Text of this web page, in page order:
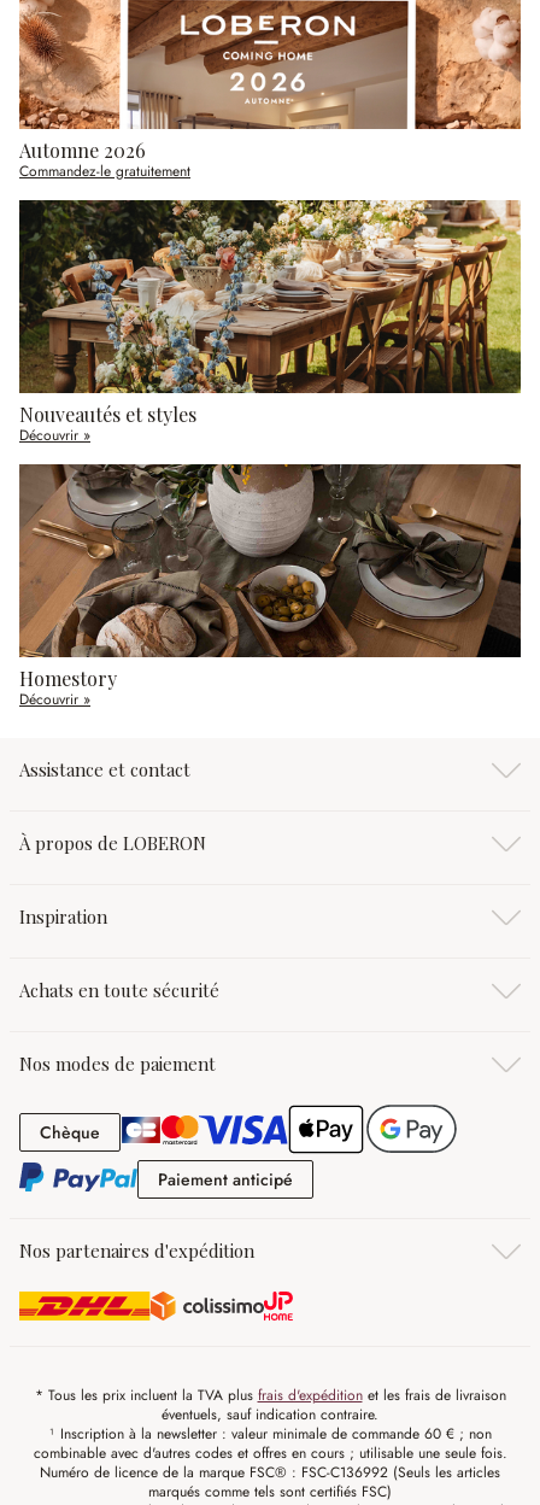
Automne 2026
Commandez-le gratuitement
Nouveautés et styles
Découvrir »
Homestory
Découvrir »
Assistance et contact
À propos de LOBERON
Inspiration
Achats en toute sécurité
Nos modes de paiement
Chèque Chèque
Paiement anticipé
Nos partenaires d'expédition
* Tous les prix incluent la TVA plus frais d'expéditionet les frais de livraison
éventuels, sauf indication contraire.
¹ Inscription à la newsletter : valeur minimale de commande 60 € ; non
combinable avec d'autres codes et offres en cours ; utilisable une seule fois.
Numéro de licence de la marque FSC® : FSC-C136992 (Seuls les articles
marqués comme tels sont certifiés FSC)